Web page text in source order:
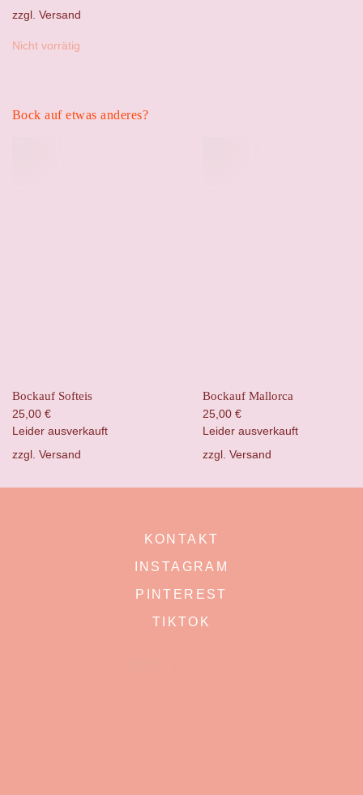
zzgl. Versand
Nicht vorrätig
Bock auf etwas anderes?
Bockauf Softeis
25,00 €
Leider ausverkauft
zzgl. Versand
Bockauf Mallorca
25,00 €
Leider ausverkauft
zzgl. Versand
KONTAKT
INSTAGRAM
PINTEREST
TIKTOK